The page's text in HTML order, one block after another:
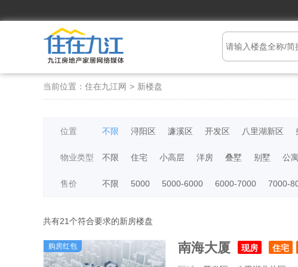
当前位置： 住在九江网 > 新楼盘
位置 不限 浔阳区 濂溪区 开发区 八里湖新区
物业类型 不限 住宅 小高层 洋房 叠墅 别墅 公寓
售价 不限 5000 5000-6000 6000-7000 7000-
共有21个符合要求的新房楼盘
购房红包 南海大厦 现房 住宅